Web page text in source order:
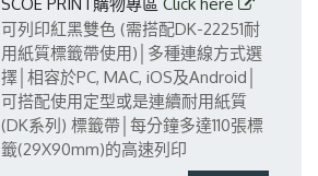
可列印紅黑雙色 (需搭配DK-22251耐
用紙質標籤帶使用)│多種連線方式選
擇│相容於PC, MAC, iOS及Android│
可搭配使用定型或是連續耐用紙質
(DK系列) 標籤帶│每分鐘多達110張標
籤(29X90mm)的高速列印